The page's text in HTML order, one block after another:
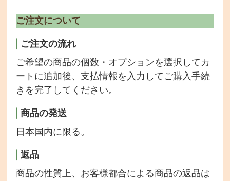
お店のご紹介
商品一覧
チェーンポット播種サービス
取り扱い商品・メーカー
会社情報
ご注文について
ご注文の流れ
ご希望の商品の個数・オプションを選択してカ
ートに追加後、支払情報を入力してご購入手続
きを完了してください。
商品の発送
日本国内に限る。
返品
商品の性質上、お客様都合による商品の返品は